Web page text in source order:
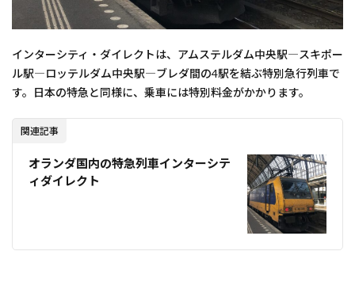
インターシティ・ダイレクトは、アムステルダム中央駅―スキポー
ル駅―ロッテルダム中央駅―ブレダ間の4駅を結ぶ特別急行列車で
す。日本の特急と同様に、乗車には特別料金がかかります。
関連記事
オランダ国内の特急列車インターシテ
ィダイレクト